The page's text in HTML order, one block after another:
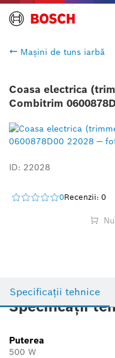
Mașini de tuns iarbă
Coasa electrica
Combitrim
ID: 22028
0Recenzii: 0
Specificații tehnice
Specificații
Puterea
500 W